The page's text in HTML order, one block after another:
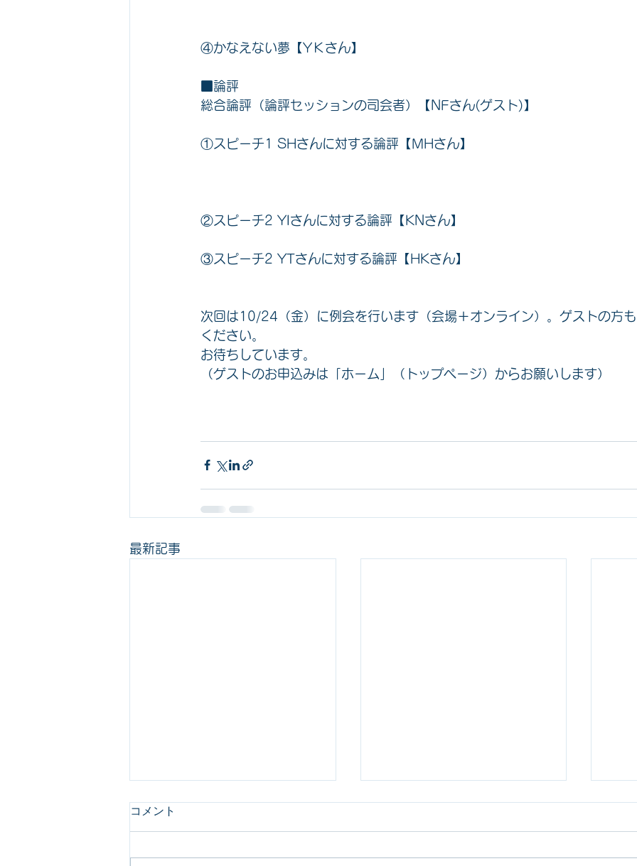
④かなえない夢【YＫさん】
■論評
総合論評（論評セッションの司会者）【NFさん(ゲスト)】
①スピーチ1 SHさんに対する論評【MHさん】
②スピーチ2 YIさんに対する論評【KNさん】
③スピーチ2 YTさんに対する論評【HKさん】
次回は10/24（金）に例会を行います（会場＋オンライン）。ゲストの方
ください。
お待ちしています。
（ゲストのお申込みは「ホーム」（トップページ）からお願いします）
最新記事
コメント